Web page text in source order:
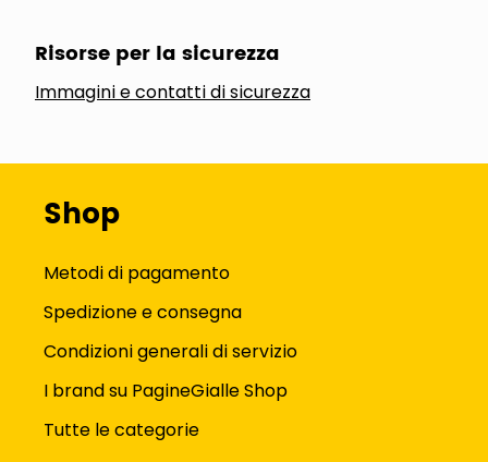
Risorse per la sicurezza
Immagini e contatti di sicurezza
Shop
Metodi di pagamento
Spedizione e consegna
Condizioni generali di servizio
I brand su PagineGialle Shop
Tutte le categorie